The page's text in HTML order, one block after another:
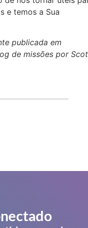
e temos a Sua
publicada em
de missões por